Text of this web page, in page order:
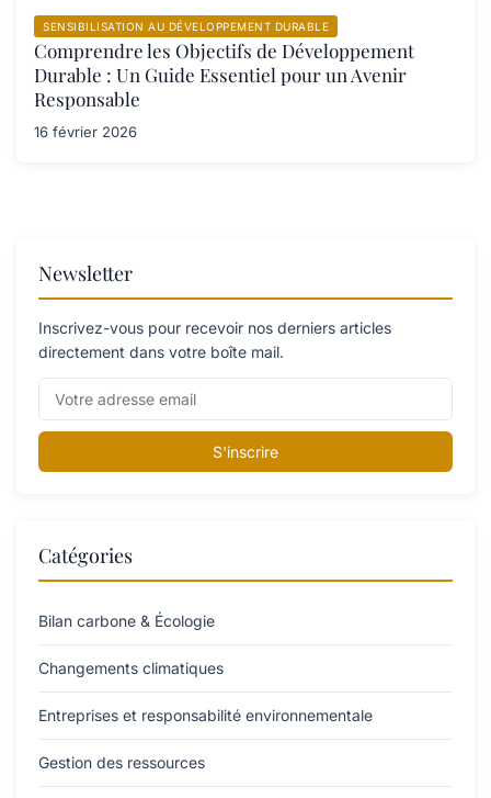
SENSIBILISATION AU DÉVELOPPEMENT DURABLE
Comprendre les Objectifs de Développement
Durable : Un Guide Essentiel pour un Avenir
Responsable
16 février 2026
Newsletter
Inscrivez-vous pour recevoir nos derniers articles
directement dans votre boîte mail.
S'inscrire
Catégories
Bilan carbone & Écologie
Changements climatiques
Entreprises et responsabilité environnementale
Gestion des ressources